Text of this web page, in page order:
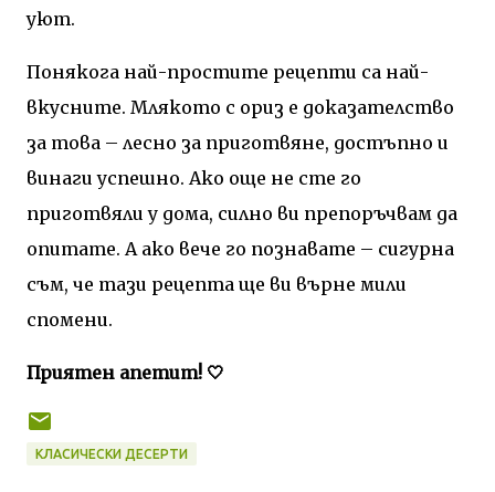
уют.
Понякога най-простите рецепти са най-
вкусните. Млякото с ориз е доказателство
за това – лесно за приготвяне, достъпно и
винаги успешно. Ако още не сте го
приготвяли у дома, силно ви препоръчвам да
опитате. А ако вече го познавате – сигурна
съм, че тази рецепта ще ви върне мили
спомени.
Приятен апетит! 🤍
КЛАСИЧЕСКИ ДЕСЕРТИ